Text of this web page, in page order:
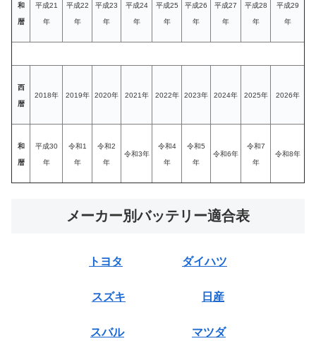
和
暦
平成21
年
平成22
年
平成23
年
平成24
年
平成25
年
平成26
年
平成27
年
平成28
年
平成29
年
西
暦
2018年 2019年 2020年 2021年 2022年 2023年 2024年 2025年 2026年
和
暦
平成30
年
令和1
年
令和2
年
令和3年
令和4
年
令和5
年
令和6年
令和7
年
令和8年
メーカー別バッテリー適合表
トヨタ ダイハツ
スズキ 日産
スバル マツダ